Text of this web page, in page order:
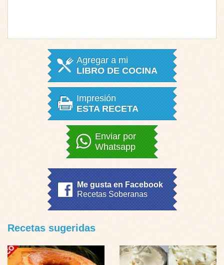
Agregar a mi
LIBRO DE COCINA
Impresión
ESTA RECETA
Enviar por
Whatsapp
Me gusta en Facebook
Recetas Soberanas
Recetas sugeridas